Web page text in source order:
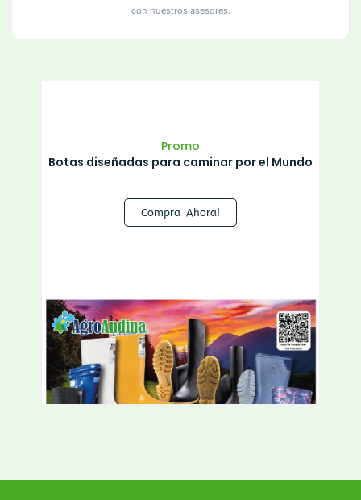
con nuestros asesores.
Promo
Botas diseñadas para caminar por el Mundo
Compra Ahora!